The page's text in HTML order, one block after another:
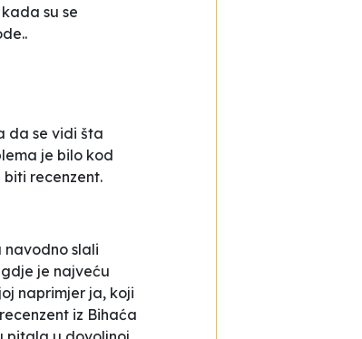
su se
da se vidi šta
je bilo kod
recenzent.
navodno slali
je najveću
naprimjer ja, koji
iz Bihaća